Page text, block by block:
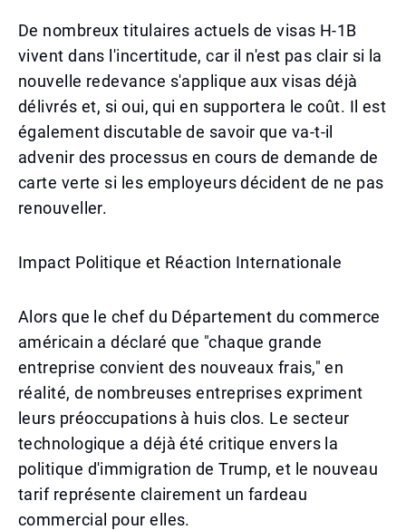
De nombreux titulaires actuels de visas H-1B
vivent dans l'incertitude, car il n'est pas clair si la
nouvelle redevance s'applique aux visas déjà
délivrés et, si oui, qui en supportera le coût. Il est
également discutable de savoir que va-t-il
advenir des processus en cours de demande de
carte verte si les employeurs décident de ne pas
renouveller.
Impact Politique et Réaction Internationale
Alors que le chef du Département du commerce
américain a déclaré que "chaque grande
entreprise convient des nouveaux frais," en
réalité, de nombreuses entreprises expriment
leurs préoccupations à huis clos. Le secteur
technologique a déjà été critique envers la
politique d'immigration de Trump, et le nouveau
tarif représente clairement un fardeau
commercial pour elles.